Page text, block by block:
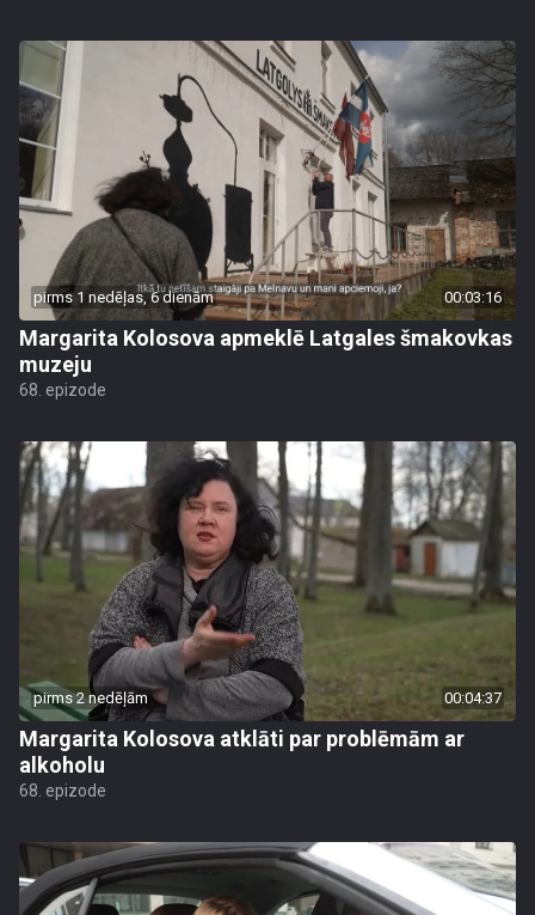
pirms 1 nedēļas, 6 dienām 00:03:16
Margarita Kolosova apmeklē Latgales šmakovkas
muzeju
68. epizode
pirms 2 nedēļām 00:04:37
Margarita Kolosova atklāti par problēmām ar
alkoholu
68. epizode